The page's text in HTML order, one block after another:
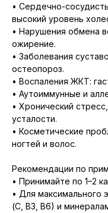
• Сердечно-
высокий уровень
• Нарушения обмена
ожирение.
• Заболевания
остеопороз.
• Воспаления ЖКТ:
• Аутоиммунные и
• Хронический
усталости.
• Косметические
ногтей и волос.
Рекомендации по
• Принимайте по 1–2
• Для максимального
(С, В3, В6) и